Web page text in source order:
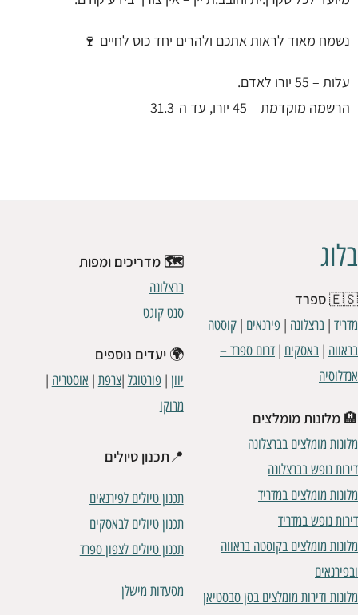
נשמח מאוד לראות אתכם ולהרים יחד כוס לחיים 🍷
עלות – 55 יורו לאדם.
הרשמה מוקדמת – 45 יורו, עד ה-31.3
בלוג
🇪🇸ספרד
מדריד | ברצלונה | פירנאים | קוסטה
בראווה | באסקים |דרום ספרד –
אנדלוסיה
🏨 מלונות מומלצים
מלונות מומלצים בברצלונה
דירות נופש בברצלונה
מלונות מומלצים במדריד
דירות נופש במדריד
מלונות מומלצים בקוסטה בראווה
ובפירנאים
מלונות ודירות מומלצים בסן סבסטיאן
🗺️ מדריכים ומפות
ברצלונה
סנט קוגט
🌍יעדים נוספים
יוון |פורטוגל |צרפת | אוסטריה |
מרוקו
📍תכנון טיולים
תכנון טיולים לפירנאים
תכנון טיולים לבאסקים
תכנון טיולים לצפון ספרד
מסעדות מישלן